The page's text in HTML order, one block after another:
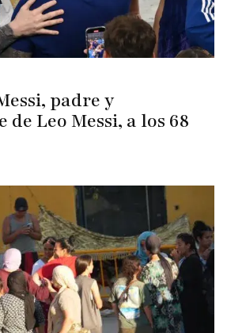
padre y
Leo Messi, a los 68